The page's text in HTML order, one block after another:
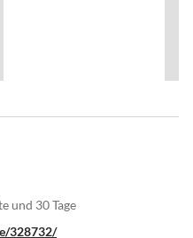
und 30 Tage
328732/